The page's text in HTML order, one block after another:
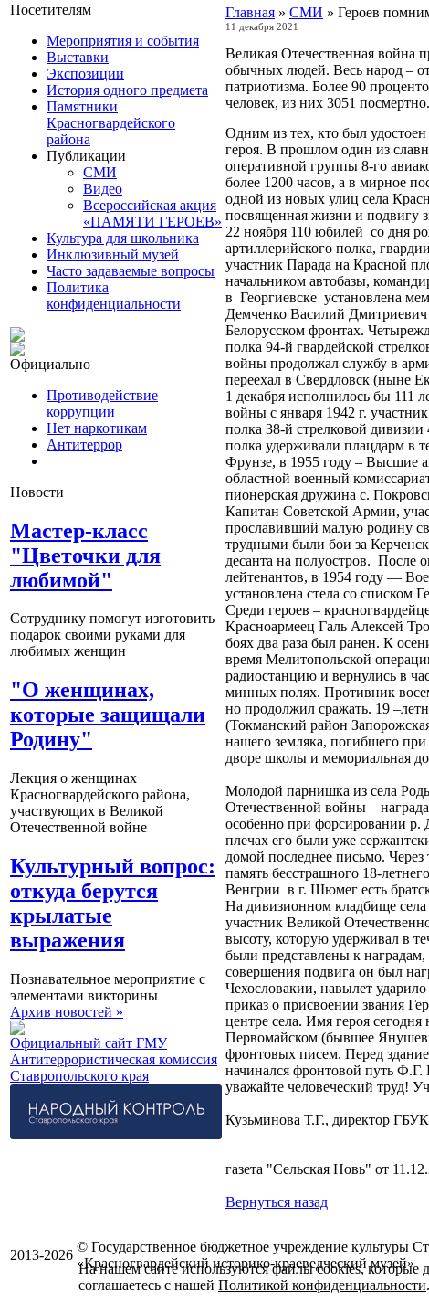
Посетителям
Мероприятия и события
Выставки
Экспозиции
История одного предмета
Памятники
Красногвардейского
района
Публикации
СМИ
Видео
Всероссийская акция
«ПАМЯТИ ГЕРОЕВ»
Культура для школьника
Инклюзивный музей
Часто задаваемые вопросы
Политика
конфиденциальности
Официально
Противодействие
коррупции
Нет наркотикам
Антитеррор
Новости
Мастер-класс
"Цветочки для
любимой"
Сотруднику помогут изготовить
подарок своими руками для
любимых женщин
"О женщинах,
которые защищали
Родину"
Лекция о женщинах
Красногвардейского района,
участвующих в Великой
Отечественной войне
Культурный вопрос:
откуда берутся
крылатые
выражения
Познавательное мероприятие с
элементами викторины
Архив новостей »
Официальный сайт ГМУ
Антитеррористическая комиссия
Ставропольского края
Главная » СМИ » Героев
11 декабря 2021
Великая Отечественная война
обычных людей. Весь народ –
патриотизма. Более 90
человек, из них 3051 посмертно.
Одним из тех, кто был
героя. В прошлом один из
оперативной группы 8-го
более 1200 часов, а в мирное
одной из новых улиц села
посвященная жизни и подвигу
22 ноября 110 юбилей со дня
артиллерийского полка,
участник Парада на Красной
начальником автобазы,
в Георгиевске установлена
Демченко Василий
Белорусском фронтах.
полка 94-й гвардейской
войны продолжал службу в
переехал в Свердловск (ныне
1 декабря исполнилось бы 111
войны с января 1942 г.
полка 38-й стрелковой
полка удерживали плацдарм в
Фрунзе, в 1955 году – Высшие
областной военный
пионерская дружина с.
Капитан Советской Армии,
прославивший малую родину
трудными были бои за
десанта на полуостров.
лейтенантов, в 1954 году —
установлена стела со списком
Среди героев –
Красноармеец Галь Алексей
боях два раза был ранен. К
время Мелитопольской
радиостанцию и вернулись в
минных полях. Противник
но продолжил сражать. 19
(Токманский район
нашего земляка, погибшего
дворе школы и мемориальная
Молодой парнишка из села
Отечественной войны –
особенно при форсировании р.
плечах его были уже
домой последнее письмо.
память бесстрашного 18-
Венгрии в г. Шюмег есть
На дивизионном кладбище села
участник Великой
высоту, которую удерживал в
были представлены к
совершения подвига он был
Чехословакии, навылет
приказ о присвоении звания
центре села. Имя героя
Первомайском (бывшее
фронтовых писем. Перед
начинался фронтовой путь
уважайте человеческий труд!
Кузьминова Т.Г., директор
газета "Сельская Новь" от
Вернуться назад
2013-2026
© Государственное бюджетное учреждение культуры
«Красногвардейский историко-краеведческий музей»
На нашем сайте используются файлы cookies, которые
соглашаетесь с нашей Политикой конфиденциальности.